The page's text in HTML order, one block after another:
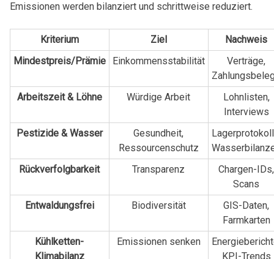
Emissionen werden bilanziert und schrittweise reduziert.
Kriterium Ziel
Nachweis
Mindestpreis/Prämie
Einkommensstabilität
Verträge,
Arbeitszeit & Löhne
Würdige Arbeit
Lohnlisten,
Interviews
Pestizide & Wasser
Gesundheit,
Ressourcenschutz
Rückverfolgbarkeit
Transparenz
Chargen-IDs,
Scans
Entwaldungsfrei
Biodiversität
GIS-Daten,
Farmkarten
Kühlketten-
Klimabilanz
Emissionen senken
KPI-Trends